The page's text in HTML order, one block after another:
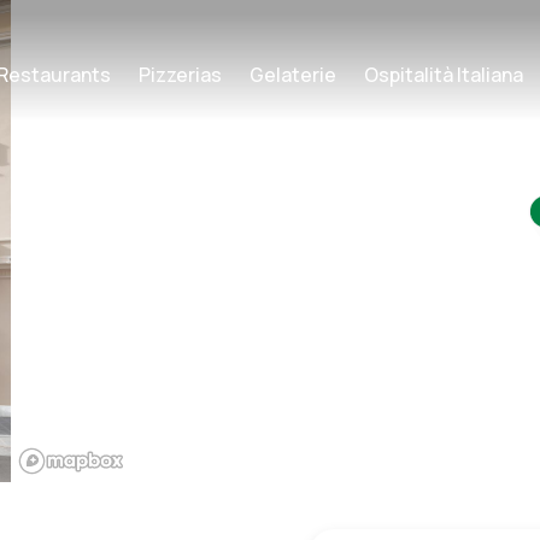
Pizzerias Gelaterie Ospitalità Italiana